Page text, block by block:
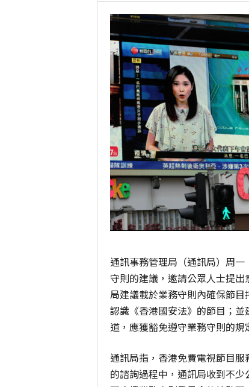
通訊事務管理局（通訊局）周
守則的建議，邀請公眾人士提
局建議載於業務守則內確保節
認識《香港國安法》的節目；
道，應獲豁免遵守業務守則的規
通訊局指，香港免費電視節目
的諮詢過程中，通訊局收到不